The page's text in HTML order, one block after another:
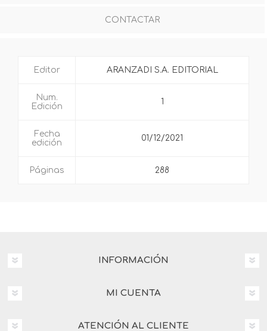
CONTACTAR
Editor ARANZADI S.A. EDITORIAL
Num.
Edición
1
Fecha
edición
01/12/2021
Páginas 288
INFORMACIÓN
MI CUENTA
ATENCIÓN AL CLIENTE